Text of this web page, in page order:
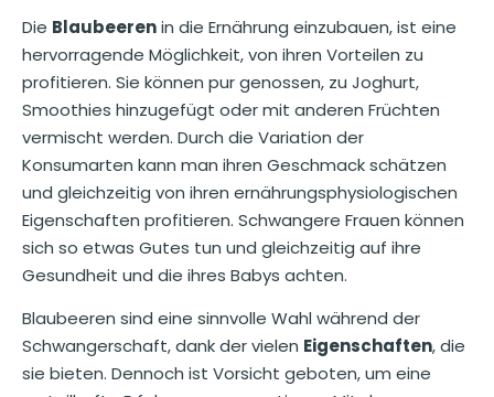
Die Blaubeerenin die Ernährung einzubauen, ist eine
hervorragende Möglichkeit, von ihren Vorteilen zu
profitieren. Sie können pur genossen, zu Joghurt,
Smoothies hinzugefügt oder mit anderen Früchten
vermischt werden. Durch die Variation der
Konsumarten kann man ihren Geschmack schätzen
und gleichzeitig von ihren ernährungsphysiologischen
Eigenschaften profitieren. Schwangere Frauen können
sich so etwas Gutes tun und gleichzeitig auf ihre
Gesundheit und die ihres Babys achten.
Blaubeeren sind eine sinnvolle Wahl während der
Schwangerschaft, dank der vielen Eigenschaften, die
sie bieten. Dennoch ist Vorsicht geboten, um eine